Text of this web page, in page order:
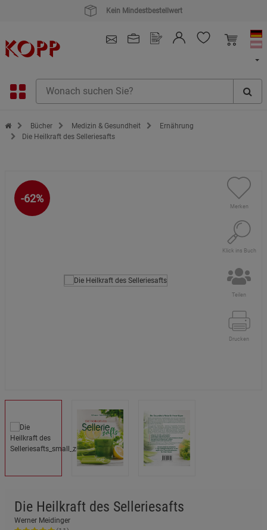
Kauf auf Rechnung
Zur Startseite des Kopp Verlag Online-Shop
Bücher Medizin & Gesundheit
Ernährung
Die Heilkraft des Selleriesafts
-62%
Merken
Klick ins Buch
Teilen
Drucken
Die Heilkraft des Selleriesafts
Werner Meidinger